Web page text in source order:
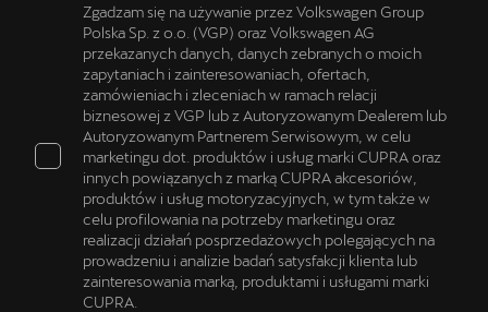
Zgadzam się na używanie przez Volkswagen Group
Polska Sp. z o.o. (VGP) oraz Volkswagen AG
przekazanych danych, danych zebranych o moich
zapytaniach i zainteresowaniach, ofertach,
zamówieniach i zleceniach w ramach relacji
biznesowej z VGP lub z Autoryzowanym Dealerem lub
Autoryzowanym Partnerem Serwisowym, w celu
marketingu dot. produktów i usług marki CUPRA oraz
innych powiązanych z marką CUPRA akcesoriów,
produktów i usług motoryzacyjnych, w tym także w
celu profilowania na potrzeby marketingu oraz
realizacji działań posprzedażowych polegających na
prowadzeniu i analizie badań satysfakcji klienta lub
zainteresowania marką, produktami i usługami marki
CUPRA.